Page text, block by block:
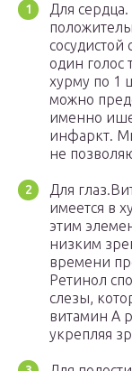
Для
сосудистой
один голос
хурму по 1
можно
именно
инфаркт.
не
Для
имеется в
этим
низким
времени
Ретинол
слезы,
витамин А
укрепляя